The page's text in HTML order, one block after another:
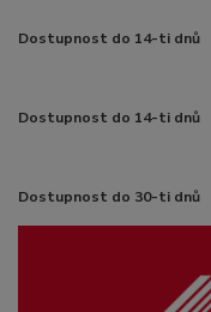
Dostupnost do 14-ti dnů
Dostupnost do 14-ti dnů
Dostupnost do 30-ti dnů